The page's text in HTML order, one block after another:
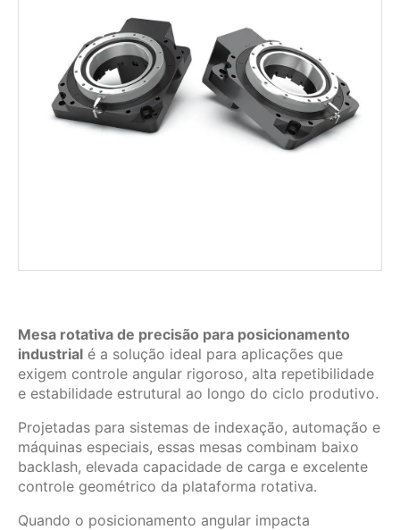
Mesa rotativa de precisão para posicionamento
industrial é a solução ideal para aplicações que
exigem controle angular rigoroso, alta repetibilidade
e estabilidade estrutural ao longo do ciclo produtivo.
Projetadas para sistemas de indexação, automação e
máquinas especiais, essas mesas combinam baixo
backlash, elevada capacidade de carga e excelente
controle geométrico da plataforma rotativa.
Quando o posicionamento angular impacta